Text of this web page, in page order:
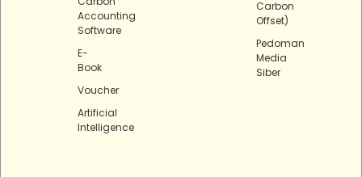
Accounting
Software
E-
Book
Voucher
Artificial
Intelligence
Carbon
Offset)
Pedoman
Media
Siber